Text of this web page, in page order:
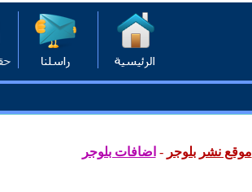
موقع نشر بلوجر - اضافات بلوجر